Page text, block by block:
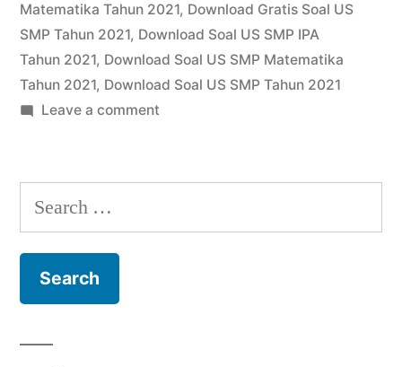
2021”
Matematika Tahun 2021, Download Gratis Soal US
SMP Tahun 2021, Download Soal US SMP IPA
Tahun 2021, Download Soal US SMP Matematika
Tahun 2021, Download Soal US SMP Tahun 2021
Leave a commenton
Soal
SMP
Search
for: